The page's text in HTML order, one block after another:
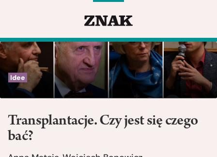
Idee
Transplantacje. Czy jest się czego
bać?